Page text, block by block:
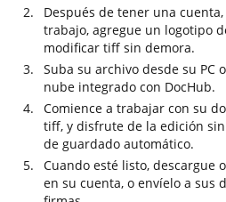
Después de tener una
trabajo, agregue un logotipo
modificar tiff sin demora.
Suba su archivo desde su PC
nube integrado con DocHub.
Comience a trabajar con su
tiff, y disfrute de la edición
de guardado automático.
Cuando esté listo, descargue
en su cuenta, o envíelo a sus